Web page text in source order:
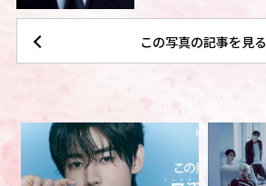
この写真の記事を見る